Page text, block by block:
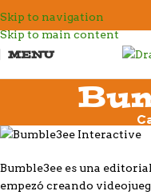
Skip to navigation
Skip to main content
MENU
Bumble3ee es una
empezó creando